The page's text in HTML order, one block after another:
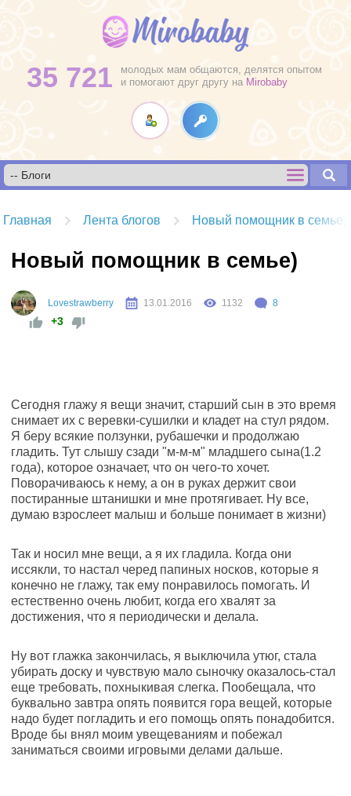
35 721
молодых мам общаются, делятся опытом
и помогают друг другу на Mirobaby
Главная Лента блогов Новый помощник в семье)
Новый помощник в семье)
Lovestrawberry 13.01.2016 1132 8
+3
Сегодня глажу я вещи значит, старший сын в это время
снимает их с веревки-сушилки и кладет на стул рядом.
Я беру всякие ползунки, рубашечки и продолжаю
гладить. Тут слышу сзади "м-м-м" младшего сына(1.2
года), которое означает, что он чего-то хочет.
Поворачиваюсь к нему, а он в руках держит свои
постиранные штанишки и мне протягивает. Ну все,
думаю взрослеет малыш и больше понимает в жизни)
Так и носил мне вещи, а я их гладила. Когда они
иссякли, то настал черед папиных носков, которые я
конечно не глажу, так ему понравилось помогать. И
естественно очень любит, когда его хвалят за
достижения, что я периодически и делала.
Ну вот глажка закончилась, я выключила утюг, стала
убирать доску и чувствую мало сыночку оказалось-стал
еще требовать, похныкивая слегка. Пообещала, что
буквально завтра опять появится гора вещей, которые
надо будет погладить и его помощь опять понадобится.
Вроде бы внял моим увещеваниям и побежал
заниматься своими игровыми делами дальше.